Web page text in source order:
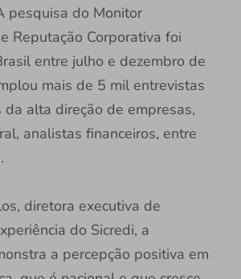
pesquisa do Monitor
Reputação Corporativa foi
entre julho e dezembro de
mais de 5 mil entrevistas
da alta direção de empresas,
analistas financeiros, entre
diretora executiva de
do Sicredi, a
a percepção positiva em